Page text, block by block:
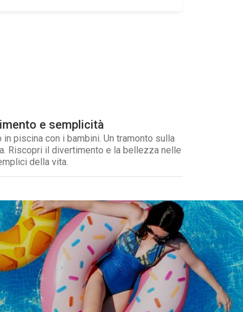
e semplicità
in piscina con i bambini. Un tramonto sulla
Riscopri il divertimento e la bellezza nelle
della vita.